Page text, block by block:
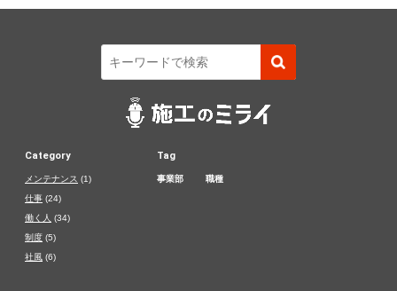
Category
メンテナンス (1)
仕事 (24)
働く人 (34)
制度 (5)
社風 (6)
Tag
事業部 職種